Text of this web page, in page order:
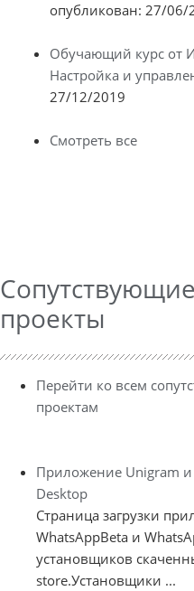
опубликован: 27/06/
Обучающий курс от
Настройка и
27/12/2019
Смотреть все
проекты
Перейти ко всем
проектам
Приложение Unigram и
Desktop
Страница загрузки
WhatsAppBeta и
установщиков
store.Установщики ...